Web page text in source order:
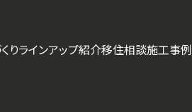
りラインアップ紹介移住相談施工事例